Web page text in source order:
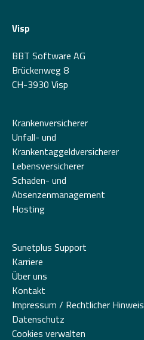
Visp
BBT Software AG
Brückenweg 8
CH-3930 Visp
Krankenversicherer
Unfall- und
Krankentaggeldversicherer
Lebensversicherer
Schaden- und
Absenzenmanagement
Hosting
Sunetplus Support
Karriere
Über uns
Kontakt
Impressum / Rechtlicher Hinweis
Datenschutz
Cookies verwalten